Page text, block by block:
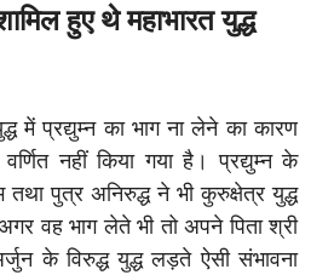
हुए थे महाभारत युद्ध
में प्रद्युम्न का भाग ना लेने का कारण
नहीं किया गया है। प्रद्युम्न के
तथा पुत्र अनिरुद्ध ने भी कुरुक्षेत्र युद्ध
वह भाग लेते भी तो अपने पिता श्री
के विरुद्ध युद्ध लड़ते ऐसी संभावना